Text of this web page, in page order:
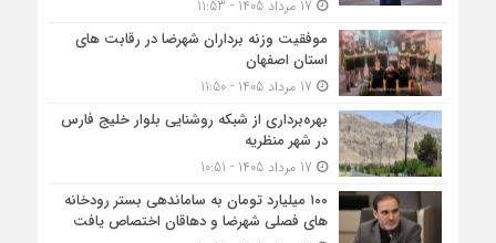
موفقیت وزنه برداران شهرضا در رقابت های
استان اصفهان
بهره‌برداری از شبکه روشنایی بلوار خلیج فارس
در شهر منظریه
۱۰۰ میلیارد تومان به ساماندهی بستر رودخانه
های فصلی شهرضا و دهاقان اختصاص یافت